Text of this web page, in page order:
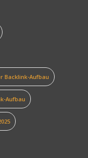
Backlink-Aufbau
Aufbau